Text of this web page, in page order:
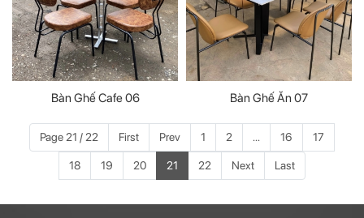
Bàn Ghế Cafe 06 Bàn Ghế Ăn 07
Page 21 / 22 First Prev 1 2 ... 16 17
18 19 20 21 22 Next Last